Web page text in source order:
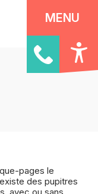
MENU
pages le
des pupitres